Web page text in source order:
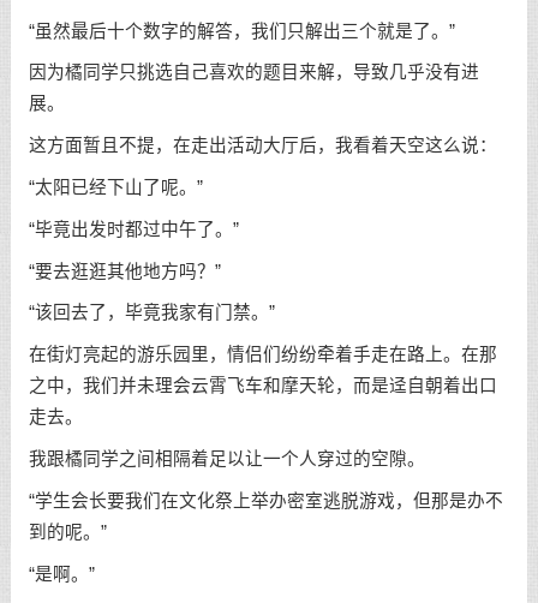
“虽然最后十个数字的解答，我们只解出三个就是了。”
因为橘同学只挑选自己喜欢的题目来解，导致几乎没有进
展。
这方面暂且不提，在走出活动大厅后，我看着天空这么说：
“太阳已经下山了呢。”
“毕竟出发时都过中午了。”
“要去逛逛其他地方吗？”
“该回去了，毕竟我家有门禁。”
在街灯亮起的游乐园里，情侣们纷纷牵着手走在路上。在那
之中，我们并未理会云霄飞车和摩天轮，而是迳自朝着出口
走去。
我跟橘同学之间相隔着足以让一个人穿过的空隙。
“学生会长要我们在文化祭上举办密室逃脱游戏，但那是办不
到的呢。”
“是啊。”